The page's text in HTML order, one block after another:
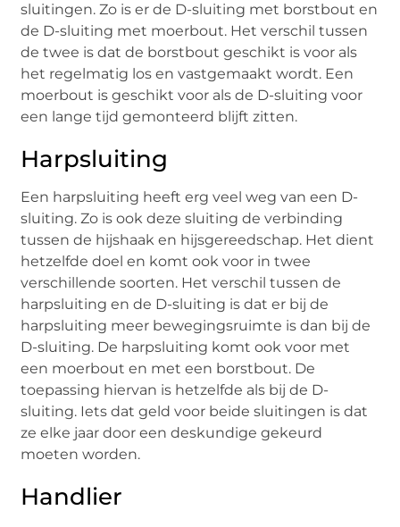
sluitingen. Zo is er de D-sluiting met borstbout en
de D-sluiting met moerbout. Het verschil tussen
de twee is dat de borstbout geschikt is voor als
het regelmatig los en vastgemaakt wordt. Een
moerbout is geschikt voor als de D-sluiting voor
een lange tijd gemonteerd blijft zitten.
Harpsluiting
Een harpsluiting heeft erg veel weg van een D-
sluiting. Zo is ook deze sluiting de verbinding
tussen de hijshaak en hijsgereedschap. Het dient
hetzelfde doel en komt ook voor in twee
verschillende soorten. Het verschil tussen de
harpsluiting en de D-sluiting is dat er bij de
harpsluiting meer bewegingsruimte is dan bij de
D-sluiting. De harpsluiting komt ook voor met
een moerbout en met een borstbout. De
toepassing hiervan is hetzelfde als bij de D-
sluiting. Iets dat geld voor beide sluitingen is dat
ze elke jaar door een deskundige gekeurd
moeten worden.
Handlier